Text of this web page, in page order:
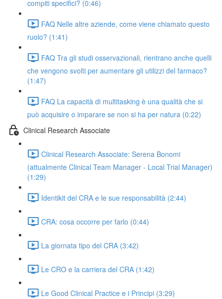
compiti specifici? (0:46)
FAQ Nelle altre aziende, come viene chiamato questo
ruolo? (1:41)
FAQ Tra gli studi osservazionali, rientrano anche quelli
che vengono svolti per aumentare gli utilizzi del farmaco?
(1:47)
FAQ La capacità di multitasking è una qualità che si
può acquisire o imparare se non si ha per natura (0:22)
Clinical Research Associate
Clinical Research Associate: Serena Bonomi
(attualmente Clinical Team Manager - Local Trial Manager)
(1:29)
Identikit del CRA e le sue responsabilità (2:44)
CRA: cosa occorre per farlo (0:44)
La giornata tipo del CRA (3:42)
Le CRO e la carriera del CRA (1:42)
Le Good Clinical Practice e i Principi (3:29)